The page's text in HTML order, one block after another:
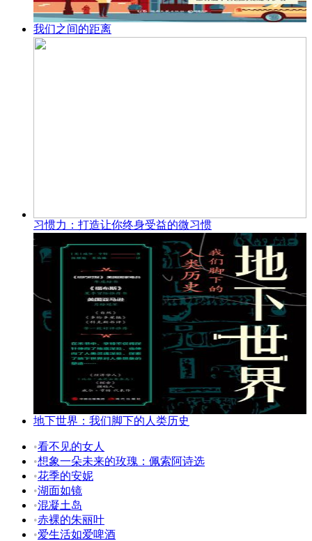
我们之间的距离
习惯力：打造让你终身受益的微习惯
地下世界：我们脚下的人类历史
•看不见的女人
•想象一朵未来的玫瑰：佩索阿诗选
•花季的安妮
•湖面如镜
•混凝土岛
•赤裸的朱丽叶
•爱生活如爱啤酒